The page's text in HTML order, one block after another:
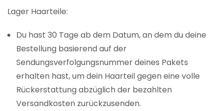
Lager Haarteile:
Du hast 30 Tage ab dem Datum, an dem du deine
Bestellung basierend auf der
Sendungsverfolgungsnummer deines Pakets
erhalten hast, um dein Haarteil gegen eine volle
Rückerstattung abzüglich der bezahlten
Versandkosten zurückzusenden.